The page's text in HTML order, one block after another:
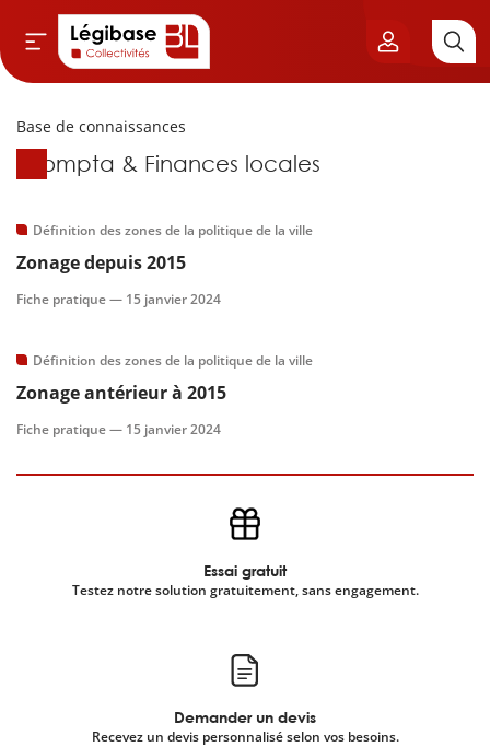
& Cimetières
& Élu local
Finances locales
Base de connaissances
Base de connaissances
Compta & Finances locales
Définition des zones de la politique de la ville
Zonage depuis 2015
Fiche pratique — 15 janvier 2024
Définition des zones de la politique de la ville
Zonage antérieur à 2015
Fiche pratique — 15 janvier 2024
Essai gratuit
Testez notre solution gratuitement, sans engagement.
Demander un devis
Recevez un devis personnalisé selon vos besoins.